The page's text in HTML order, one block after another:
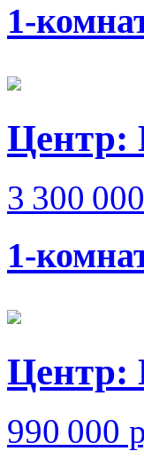
1-
Центр:
3 300
1-
Центр:
990 000